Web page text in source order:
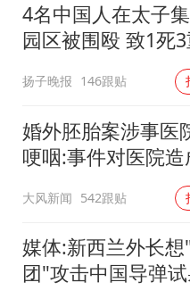
4名中国人在太子
园区被围殴 致1死
扬子晚报 146跟贴
婚外胚胎案涉事医
哽咽:事件对医院造
大风新闻 542跟贴
媒体:新西兰外长想
团"攻击中国导弹试